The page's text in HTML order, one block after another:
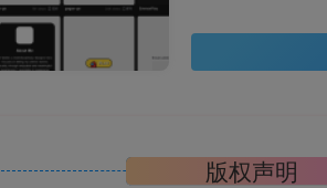
版权声明